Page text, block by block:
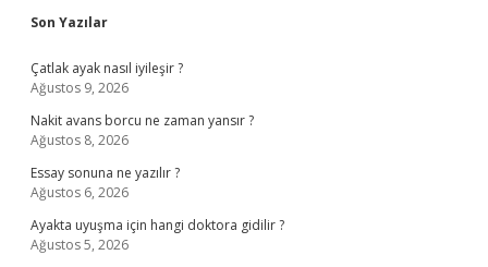
Sidebar
Son Yazılar
Çatlak ayak nasıl iyileşir ?
Ağustos 9, 2026
Nakit avans borcu ne zaman yansır ?
Ağustos 8, 2026
Essay sonuna ne yazılır ?
Ağustos 6, 2026
Ayakta uyuşma için hangi doktora gidilir ?
Ağustos 5, 2026